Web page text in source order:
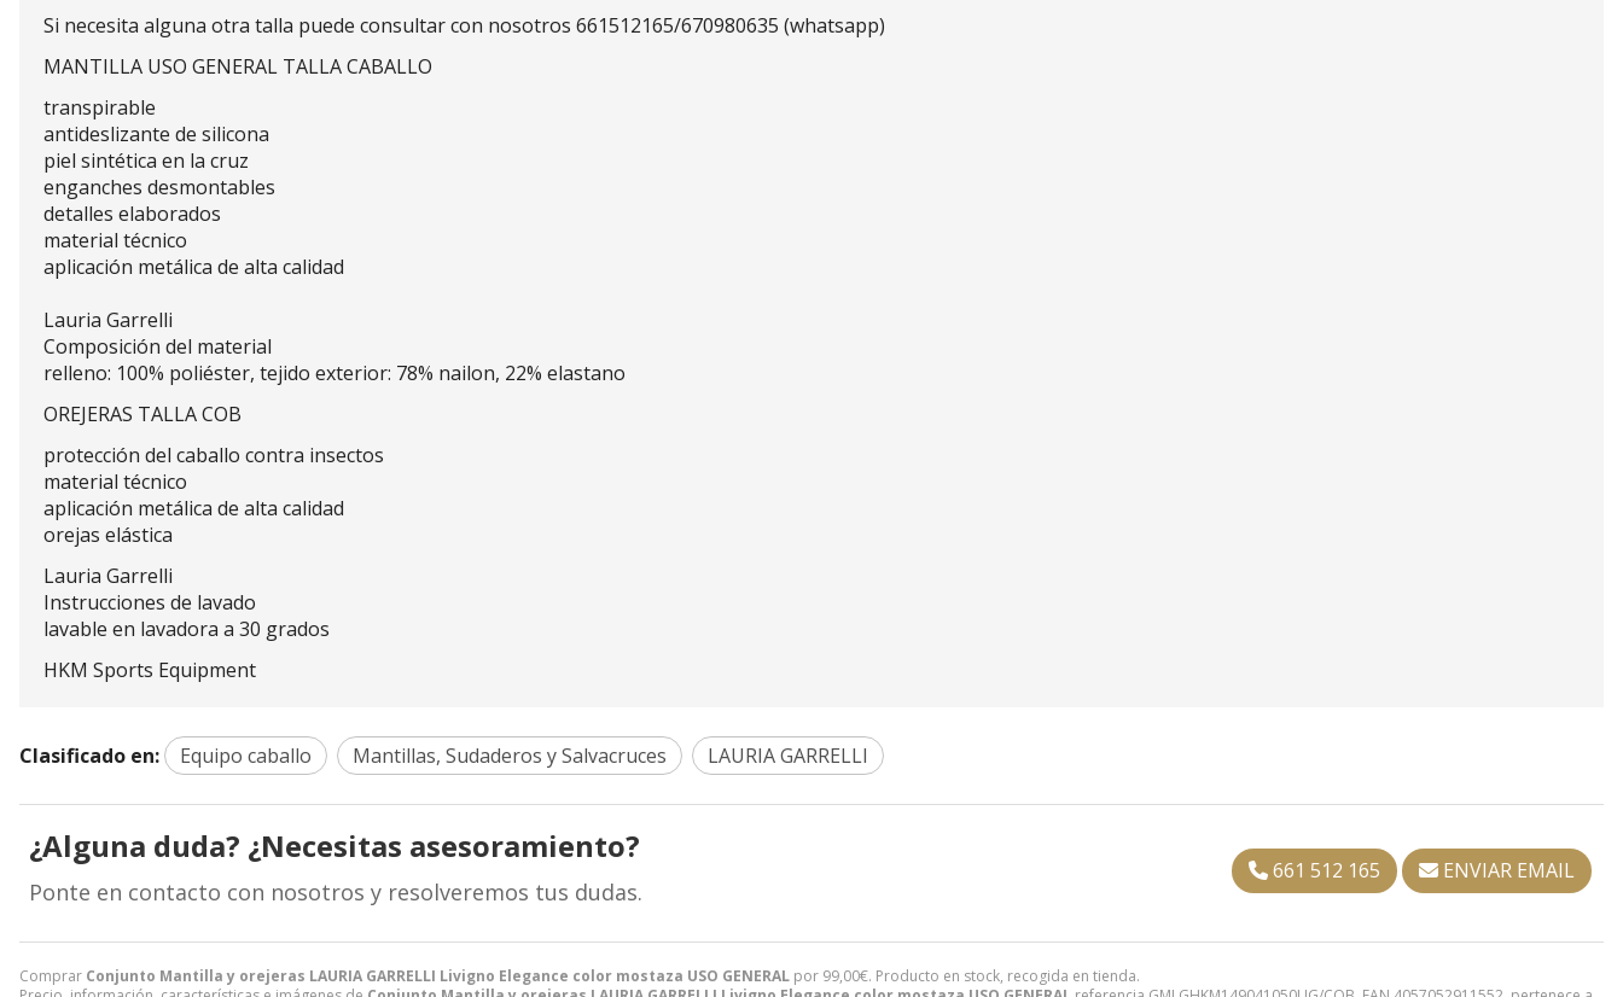
Comprar Conjunto Mantilla y orejeras LAURIA GARRELLI Livigno Elegance color mostaza USO GENERAL por 99,00€. Producto en stock, recogida en tienda.
Si necesita alguna otra talla puede consultar con nosotros 661512165/670980635 (whatsapp)
MANTILLA USO GENERAL TALLA CABALLO
transpirable
antideslizante de silicona
piel sintética en la cruz
enganches desmontables
detalles elaborados
material técnico
aplicación metálica de alta calidad
Lauria Garrelli
Composición del material
relleno: 100% poliéster, tejido exterior: 78% nailon, 22% elastano
OREJERAS TALLA COB
protección del caballo contra insectos
material técnico
aplicación metálica de alta calidad
orejas elástica
Lauria Garrelli
Instrucciones de lavado
lavable en lavadora a 30 grados
HKM Sports Equipment
Clasificado en: Equipo caballo Mantillas, Sudaderos y Salvacruces LAURIA GARRELLI
¿Alguna duda? ¿Necesitas asesoramiento?
Ponte en contacto con nosotros y resolveremos tus dudas.
661 512 165 ENVIAR EMAIL